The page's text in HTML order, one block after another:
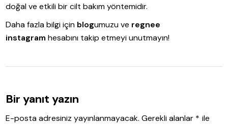
doğal ve etkili bir cilt bakım yöntemidir.
Daha fazla bilgi için blogumuzu ve regnee
instagram hesabını takip etmeyi unutmayın!
Bir yanıt yazın
E-posta adresiniz yayınlanmayacak. Gerekli alanlar * ile